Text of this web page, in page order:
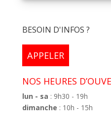
BESOIN D'INFOS ?
APPELER
NOS HEURES
lun - sa : 9h30 - 19h
dimanche : 10h - 15h